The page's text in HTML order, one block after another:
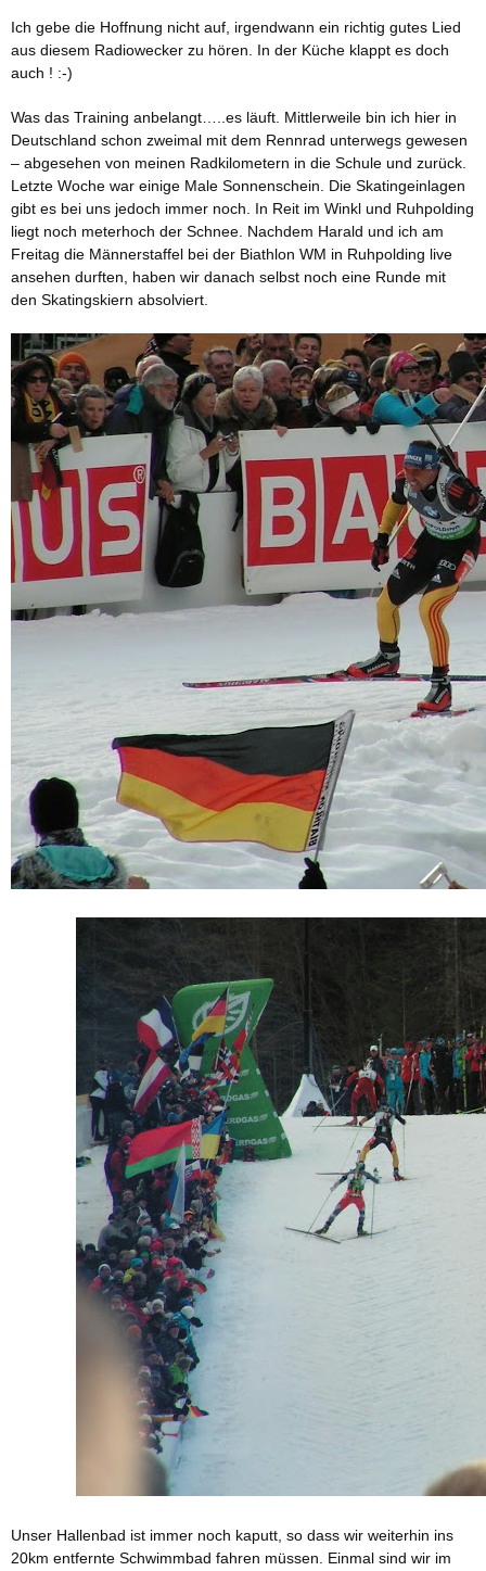
Ich gebe die Hoffnung nicht auf, irgendwann ein richtig gutes Lied
aus diesem Radiowecker zu hören. In der Küche klappt es doch
auch ! :-)
Was das Training anbelangt…..es läuft. Mittlerweile bin ich hier in
Deutschland schon zweimal mit dem Rennrad unterwegs gewesen
– abgesehen von meinen Radkilometern in die Schule und zurück.
Letzte Woche war einige Male Sonnenschein. Die Skatingeinlagen
gibt es bei uns jedoch immer noch. In Reit im Winkl und Ruhpolding
liegt noch meterhoch der Schnee. Nachdem Harald und ich am
Freitag die Männerstaffel bei der Biathlon WM in Ruhpolding live
ansehen durften, haben wir danach selbst noch eine Runde mit
den Skatingskiern absolviert.
Unser Hallenbad ist immer noch kaputt, so dass wir weiterhin ins
20km entfernte Schwimmbad fahren müssen. Einmal sind wir im